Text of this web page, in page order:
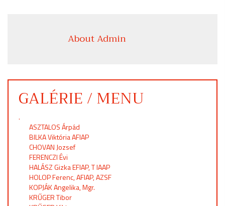
About Admin
GALÉRIE / MENU
.
ASZTALOS Árpád
BILKA Viktória AFIAP
CHOVAN Jozsef
FERENCZI Évi
HALÁSZ Gizka EFIAP, T IAAP
HOLOP Ferenc, AFIAP, AZSF
KOPJÁK Angelika, Mgr.
KRŰGER Tibor